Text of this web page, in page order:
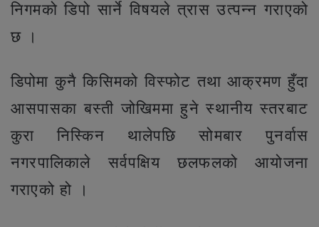
निगमको डिपो सार्ने विषयले त्रास उत्पन्न गराएको
छ ।
डिपोमा कुनै किसिमको विस्फोट तथा आक्रमण हुँदा
आसपासका बस्ती जोखिममा हुने स्थानीय स्तरबाट
कुरा निस्किन थालेपछि सोमबार पुनर्वास
नगरपालिकाले सर्वपक्षिय छलफलको आयोजना
गराएको हो ।